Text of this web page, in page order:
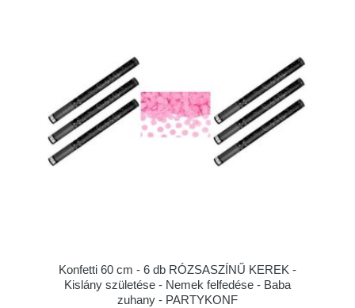
Konfetti 60 cm - 6 db RÓZSASZÍNŰ KEREK -
Kislány születése - Nemek felfedése - Baba
zuhany - PARTYKONF